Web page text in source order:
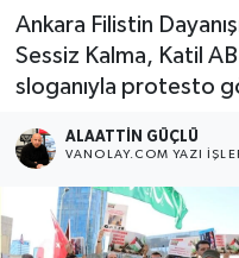
Ankara Filistin
Sessiz Kalma, Katil
sloganıyla protesto
ALAATTIN GÜÇLÜ
VANOLAY.COM YAZI
Bilim & Teknoloji
Dünya
RESMİ İLANLAR
Tüm Manşetler
Son Dakika
Haber Arşivi